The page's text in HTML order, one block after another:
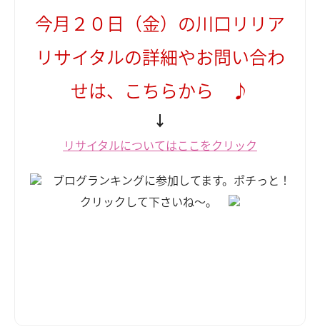
今月２０日（金）の川口リリア
リサイタルの詳細やお問い合わ
せは、こちらから ♪
↓
リサイタルについてはここをクリック
ブログランキングに参加してます。ポチっと！
クリックして下さいね～。